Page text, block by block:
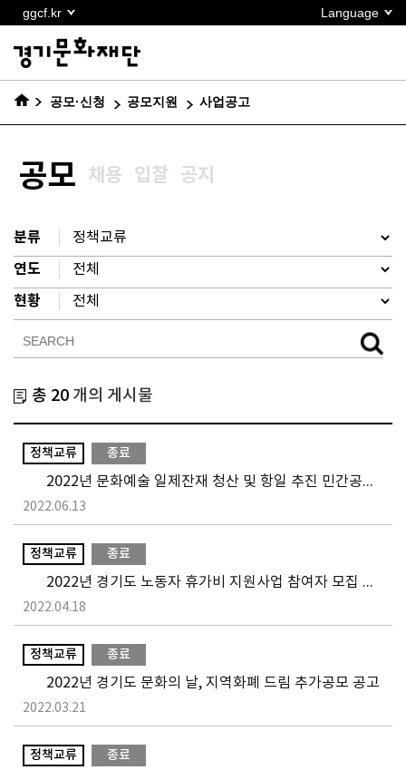
바로가기
ggcf.kr Language
공모·신청 공모지원 사업공고
공모 채용 입찰 공지
분류
연도
현황
총 20 개의 게시물
정책교류 종료
2022년 문화예술 일제잔재 청산 및 항일 추진 민간공모 지원사업 2차 공모 안내
2022.06.13
정책교류 종료
2022년 경기도 노동자 휴가비 지원사업 참여자 모집 공고
2022.04.18
정책교류 종료
2022년 경기도 문화의 날, 지역화폐 드림 추가공모 공고
2022.03.21
정책교류 종료